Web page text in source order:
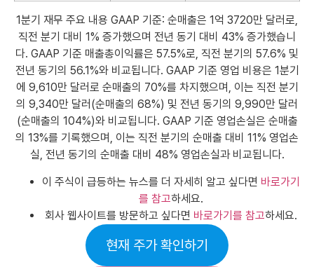
1분기 재무 주요 내용 GAAP 기준: 순매출은 1억 3720만 달러로,
직전 분기 대비 1% 증가했으며 전년 동기 대비 43% 증가했습니
다. GAAP 기준 매출총이익률은 57.5%로, 직전 분기의 57.6% 및
전년 동기의 56.1%와 비교됩니다. GAAP 기준 영업 비용은 1분기
에 9,610만 달러로 순매출의 70%를 차지했으며, 이는 직전 분기
의 9,340만 달러(순매출의 68%) 및 전년 동기의 9,990만 달러
(순매출의 104%)와 비교됩니다. GAAP 기준 영업손실은 순매출
의 13%를 기록했으며, 이는 직전 분기의 순매출 대비 11% 영업손
실, 전년 동기의 순매출 대비 48% 영업손실과 비교됩니다.
이 주식이 급등하는 뉴스를 더 자세히 알고 싶다면 바로가기
를 참고하세요.
회사 웹사이트를 방문하고 싶다면 바로가기를 참고하세요.
현재 주가 확인하기